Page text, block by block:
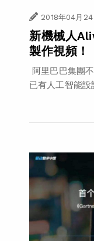
2018年04月24
新機械人
製作視頻！
阿里巴巴集團
已有人工智能